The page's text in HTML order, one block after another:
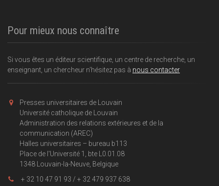
Pour mieux nous connaître
Si vous êtes un éditeur scientifique, un centre de recherche, un
enseignant, un chercheur n'hésitez pas à nous contacter
Presses universitaires de Louvain
Université catholique de Louvain
Administration des relations extérieures et de la
communication (AREC)
Halles universitaires – bureau b113
Place de l'Université 1, bte L0.01.08
1348 Louvain-la-Neuve, Belgique
+ 32 10 47 91 93 / + 32 479 937 638